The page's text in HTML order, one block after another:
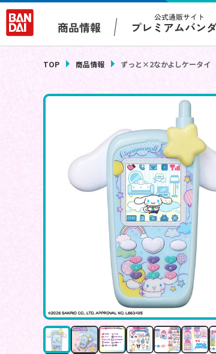
商品情報
公式通販サイト
プレミアムバン
TOP 商品情報 ずっと×2なかよしケータ